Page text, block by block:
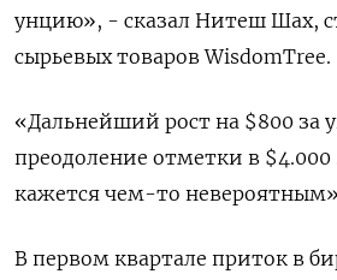
унцию», - сказал Нитеш Шах,
сырьевых товаров WisdomTree.
«Дальнейший рост на $800 за
преодоление отметки в
кажется чем-то
В первом квартале приток в